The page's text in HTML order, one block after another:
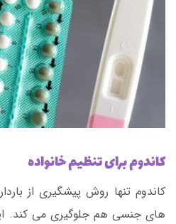
کاندوم برای تنظیم خانواده
کاندوم تنها روش پیشگیری از
های جنسی هم جلوگیری می کند.